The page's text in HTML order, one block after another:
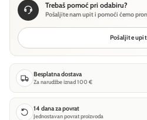
Trebaš pomoć pri odabiru?
Pošaljite nam upit i pomoći ćemo
Pošaljite upit
Besplatna dostava
Za narudžbe iznad 100 €
14 dana za povrat
Jednostavan povrat proizvoda